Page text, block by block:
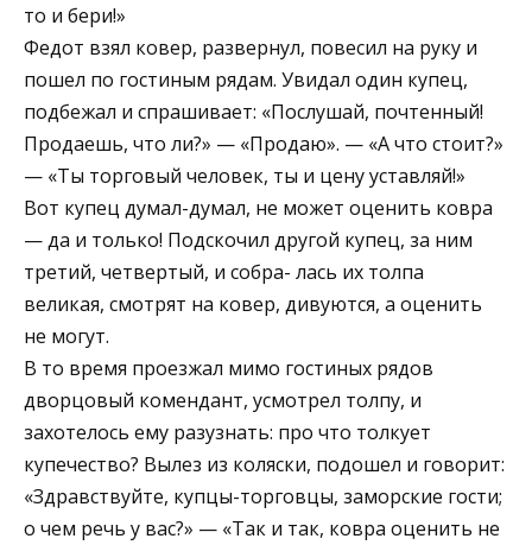
то и бери!»
Федот взял ковер, развернул, повесил на руку и
пошел по гостиным рядам. Увидал один купец,
подбежал и спрашивает: «Послушай, почтенный!
Продаешь, что ли?» — «Продаю». — «А что стоит?»
— «Ты торговый человек, ты и цену уставляй!»
Вот купец думал-думал, не может оценить ковра
— да и только! Подскочил другой купец, за ним
третий, четвертый, и собра- лась их толпа
великая, смотрят на ковер, дивуются, а оценить
не могут.
В то время проезжал мимо гостиных рядов
дворцовый комендант, усмотрел толпу, и
захотелось ему разузнать: про что толкует
купечество? Вылез из коляски, подошел и говорит:
«Здравствуйте, купцы-торговцы, заморские гости;
о чем речь у вас?» — «Так и так, ковра оценить не